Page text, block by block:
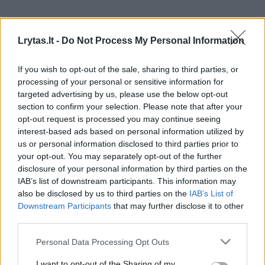
Lrytas.lt - Do Not Process My Personal Information
If you wish to opt-out of the sale, sharing to third parties, or
processing of your personal or sensitive information for
targeted advertising by us, please use the below opt-out
section to confirm your selection. Please note that after your
opt-out request is processed you may continue seeing
interest-based ads based on personal information utilized by
us or personal information disclosed to third parties prior to
your opt-out. You may separately opt-out of the further
disclosure of your personal information by third parties on the
IAB’s list of downstream participants. This information may
also be disclosed by us to third parties on the IAB’s List of
Downstream Participants that may further disclose it to other
Personal Data Processing Opt Outs
Žiūrimiausi įrašai
00:00:49
Pateikė daugiau detalių apie iš tėvų paimtus šešis
vaikus: jiems kilusi grėsmė
Žinios | Lietuvos diena
00:00:30
Vaizdai iš tragiškos avarijos Vilniaus r.: dviejų moterų ir
vaiko gyvybių išgelbėti nepavyko
Žinios | Lietuvos diena
Nufilmavo, kaip patvino Vilniaus Vakarinis aplinkkelis: